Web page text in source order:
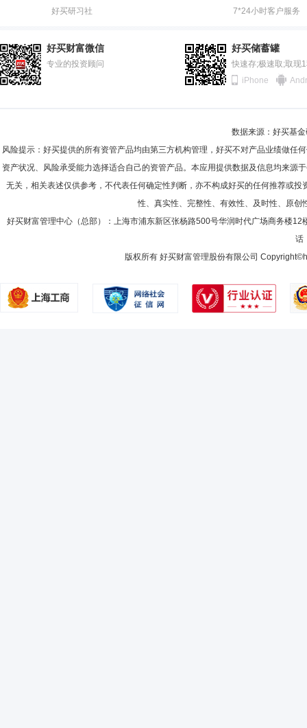
好买研习社
7*24小时客户服务
好买财富微信
专业的投资顾问
好买储蓄罐
快速存;极速取;取现
iPhone
数据来源：好买基
风险提示：好买提供的所有资管产品均由第三方机构管理，好买不对产品业绩做
资产状况、风险承受能力选择适合自己的资管产品。本应用提供数据及信息均来
无关，相关表述仅供参考，不代表任何确定性判断，亦不构成好买的任何推荐或
性、真实性、完整性、有效性、及时性、原
好买财富管理中心（总部）：上海市浦东新区张杨路500号华润时代广场商务楼12
话
版权所有 好买财富管理股份有限公司